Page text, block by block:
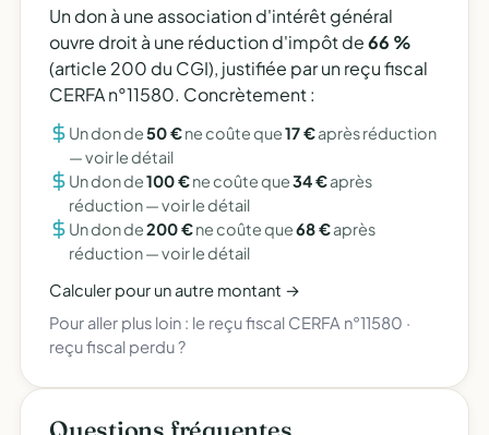
Un don à une association d'intérêt général
ouvre droit à une réduction d'impôt de66 %
(article 200 du CGI), justifiée par un reçu fiscal
CERFA n°11580. Concrètement :
Un don de50 €ne coûte que17 €après réduction
—voir le détail
Un don de100 €ne coûte que34 €après
réduction —voir le détail
Un don de200 €ne coûte que68 €après
réduction —voir le détail
Calculer pour un autre montant →
Pour aller plus loin : le reçu fiscal CERFA n°11580 ·
reçu fiscal perdu ?